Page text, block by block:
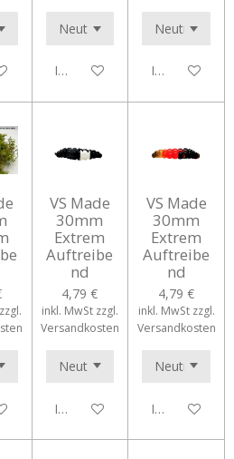
In den WarenkorbIn den
VS Made
30mm
Extrem
Auftreibe
nd
4,79 €
inkl. MwSt zzgl.
Versandkosten
In den Warenkorb
VS Made
30mm
Extrem
Auftreibe
nd
4,79 €
inkl. MwSt zzgl.
Versandkosten
In den